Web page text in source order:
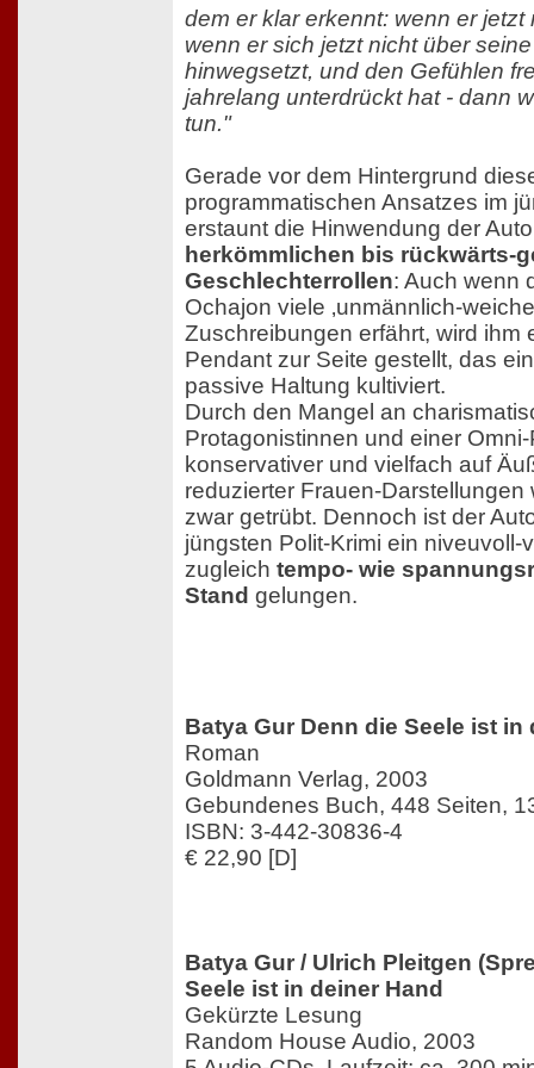
dem er klar erkennt: wenn er jetzt
wenn er sich jetzt nicht über
hinwegsetzt, und den Gefühlen
jahrelang unterdrückt hat - dann
tun."
Gerade vor dem Hintergrund
programmatischen Ansatzes im
erstaunt die Hinwendung der
herkömmlichen bis rückwärts-
Geschlechterrollen: Auch wenn
Ochajon viele ‚unmännlich-
Zuschreibungen erfährt, wird ihm
Pendant zur Seite gestellt, das
passive Haltung kultiviert.
Durch den Mangel an
Protagonistinnen und einer
konservativer und vielfach auf
reduzierter Frauen-
zwar getrübt. Dennoch ist der
jüngsten Polit-Krimi ein niveuvoll-
zugleich tempo- wie
Stand gelungen.
Batya Gur Denn die Seele ist in
Roman
Goldmann Verlag, 2003
Gebundenes Buch, 448 Seiten,
ISBN: 3-442-30836-4
€ 22,90 [D]
Batya Gur / Ulrich Pleitgen
Seele ist in deiner Hand
Gekürzte Lesung
Random House Audio, 2003